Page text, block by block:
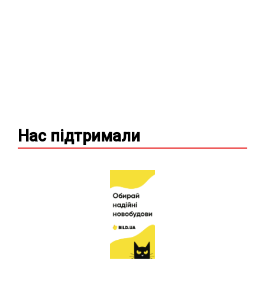
Нас підтримали